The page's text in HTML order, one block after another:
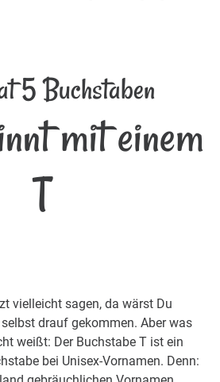
5 Buchstaben
mit einem
T
vielleicht sagen, da wärst Du
drauf gekommen. Aber was
weißt: Der Buchstabe T ist ein
bei Unisex-Vornamen. Denn: